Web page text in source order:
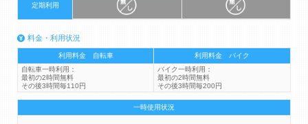
定期利用
料金・利用状況
利用料金 自転車
利用料金 バイク
自転車一時利用：
最初の2時間無料
その後3時間毎110円
バイク一時利用：
最初の2時間無料
その後3時間毎200円
一時使用状況